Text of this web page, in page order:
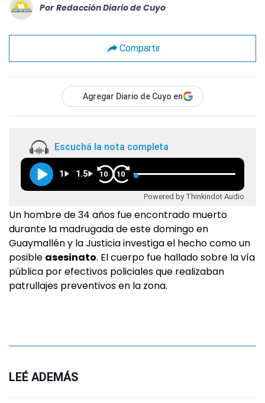
Por Redacción Diario de Cuyo
Compartir
Agregar Diario de Cuyo en
Escuchá la nota completa
1 1.5 10 10
Powered by Thinkindot Audio
Un hombre de 34 años fue encontrado muerto
durante la madrugada de este domingo en
Guaymallén y la Justicia investiga el hecho como un
posible asesinato. El cuerpo fue hallado sobre la vía
pública por efectivos policiales que realizaban
patrullajes preventivos en la zona.
LEÉ ADEMÁS